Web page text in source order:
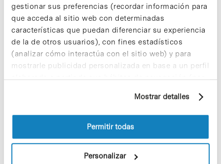
gestionar sus preferencias (recordar información para
que acceda al sitio web con determinadas
características que puedan diferenciar su experiencia
de la de otros usuarios), con fines estadísticos
(analizar cómo interactúa con el sitio web) y para
mostrarle publicidad personalizada en base a un perfil
elaborado a partir de sus hábitos de navegación (por
información sobre las cookies puede consultar
la Política de cookies del sitio web.
Mostrar detalles
Permitir todas
Personalizar
Share
Noticias más vistas
enriquecedores. ¡Participa y haz